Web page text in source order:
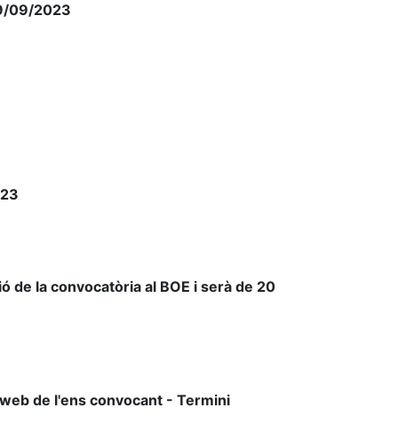
09/2023
de la convocatòria al BOE i serà de 20
de l'ens convocant - Termini